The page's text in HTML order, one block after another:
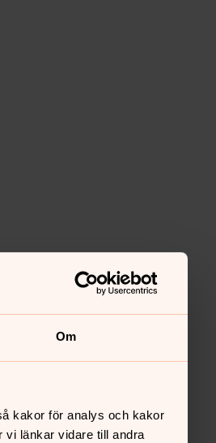
Om
kakor för analys och kakor
vi länkar vidare till andra